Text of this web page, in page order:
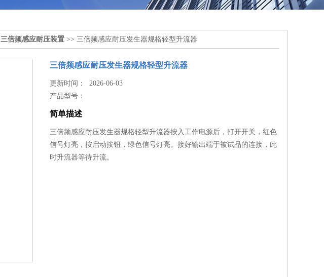
三倍频感应耐压装置 >> 三倍频感应耐压发生器规格轻型升流器
三倍频感应耐压发生器规格轻型升流器
更新时间： 2026-06-03
产品型号：
简单描述
三倍频感应耐压发生器规格轻型升流器按入工作电源后，打开开关，红色
信号灯亮，按启动按钮，绿色信号灯亮。接好输出端于被试品的连接，此
时升流器等待升流。